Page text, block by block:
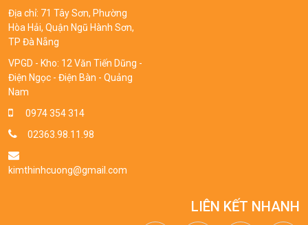
Địa chỉ: 71 Tây Sơn, Phường
Hòa Hải, Quận Ngũ Hành Sơn,
TP Đà Nẵng
VPGD - Kho: 12 Văn Tiến Dũng -
Điện Ngọc - Điện Bàn - Quảng
Nam
0974 354 314
02363.98.11.98
kimthinhcuong@gmail.com
LIÊN KẾT NHANH